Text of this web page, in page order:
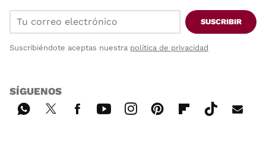
SUSCRIBIR
Suscribiéndote aceptas nuestra política de privacidad
SÍGUENOS